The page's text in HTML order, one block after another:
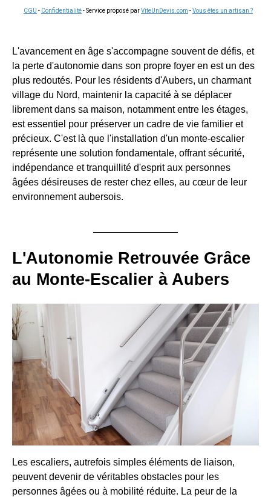
CGU - Confidentialité- Service proposé parViteUnDevis.com -Vous êtes un artisan ?
L'avancement en âge s'accompagne souvent de défis, et
la perte d'autonomie dans son propre foyer en est un des
plus redoutés. Pour les résidents d'Aubers, un charmant
village du Nord, maintenir la capacité à se déplacer
librement dans sa maison, notamment entre les étages,
est essentiel pour préserver un cadre de vie familier et
précieux. C'est là que l'installation d'un monte-escalier
représente une solution fondamentale, offrant sécurité,
indépendance et tranquillité d'esprit aux personnes
âgées désireuses de rester chez elles, au cœur de leur
environnement aubersois.
L'Autonomie Retrouvée Grâce
au Monte-Escalier à Aubers
Les escaliers, autrefois simples éléments de liaison,
peuvent devenir de véritables obstacles pour les
personnes âgées ou à mobilité réduite. La peur de la